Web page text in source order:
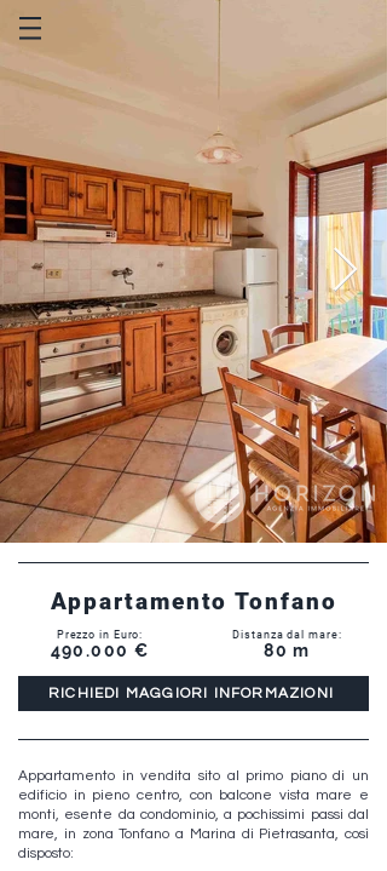
Appartamento Tonfano
Prezzo in Euro:
490.000 €
Distanza dal mare:
80 m
RICHIEDI MAGGIORI INFORMAZIONI
Appartamento in vendita sito al primo piano di un
edificio in pieno centro, con balcone vista mare e
monti, esente da condominio, a pochissimi passi dal
mare, in zona Tonfano a Marina di Pietrasanta, così
disposto: